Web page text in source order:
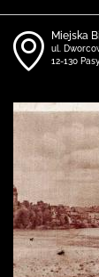
Miejska
ul.
12-130